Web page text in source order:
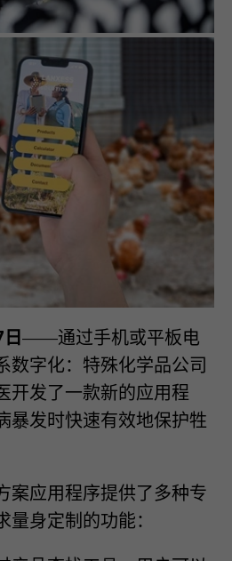
日 ——通过手机或平板电
数字化：特殊化学品公司
开发了一款新的应用程
暴发时快速有效地保护牲
案应用程序提供了多种专
量身定制的功能：